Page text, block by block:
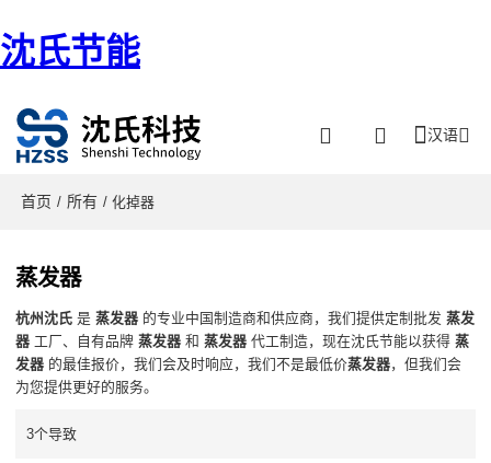
沈氏节能
汉语
首页 / 所有 / 化掉器
蒸发器
杭州沈氏 是蒸发器 的专业中国制造商和供应商，我们提供定制批发蒸发
器 工厂、自有品牌蒸发器 和蒸发器 代工制造，现在沈氏节能以获得蒸
发器 的最佳报价，我们会及时响应，我们不是最低价蒸发器，但我们会
为您提供更好的服务。
3个导致